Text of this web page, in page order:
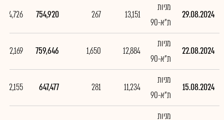
29.08.2024
מניות
ת"א-90
13,151
267
754,920
-4,726
22.08.2024
מניות
ת"א-90
12,884
1,650
759,646
112,169
15.08.2024
מניות
ת"א-90
11,234
281
647,477
32,155
מניות